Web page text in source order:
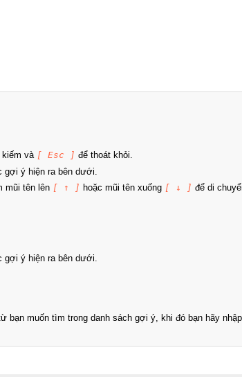
kiếm và [ Esc ] để thoát khỏi.
ý hiện ra bên dưới.
mũi tên lên [ ↑ ] hoặc mũi tên xuống [ ↓ ] để di
gợi ý hiện ra bên dưới.
bạn muốn tìm trong danh sách gợi ý, khi đó bạn hãy